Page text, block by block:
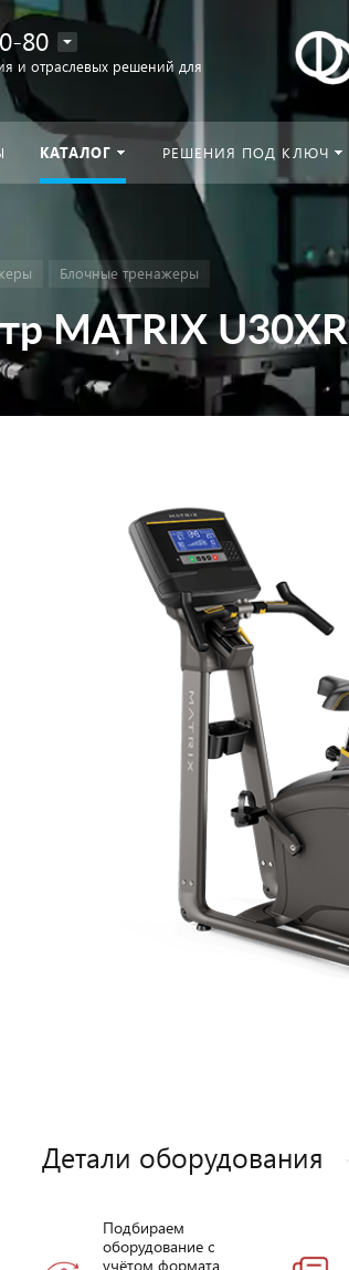
80
и отраслевых решений для
КАТАЛОГ РЕШЕНИЯ ПОД КЛЮЧ
Блочные тренажеры
MATRIX U30XR
Детали оборудования
Подбираем
оборудование с
учётом формата